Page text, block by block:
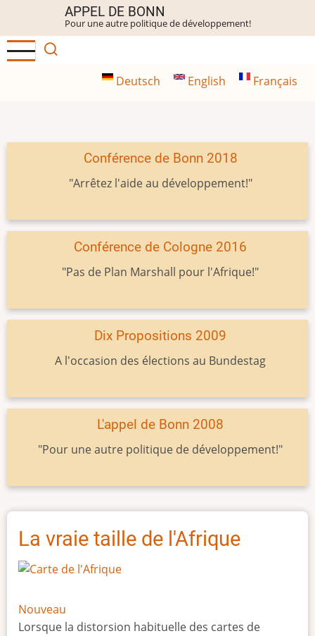
contenu
principal
APPEL DE BONN
Pour une autre politique de développement!
Deutsch English Français
Conférence de Bonn 2018
"Arrêtez l'aide au développement!"
Conférence de Cologne 2016
"Pas de Plan Marshall pour l'Afrique!"
Dix Propositions 2009
A l'occasion des élections au Bundestag
L'appel de Bonn 2008
"Pour une autre politique de développement!"
La vraie taille de l'Afrique
Nouveau
Lorsque la distorsion habituelle des cartes de